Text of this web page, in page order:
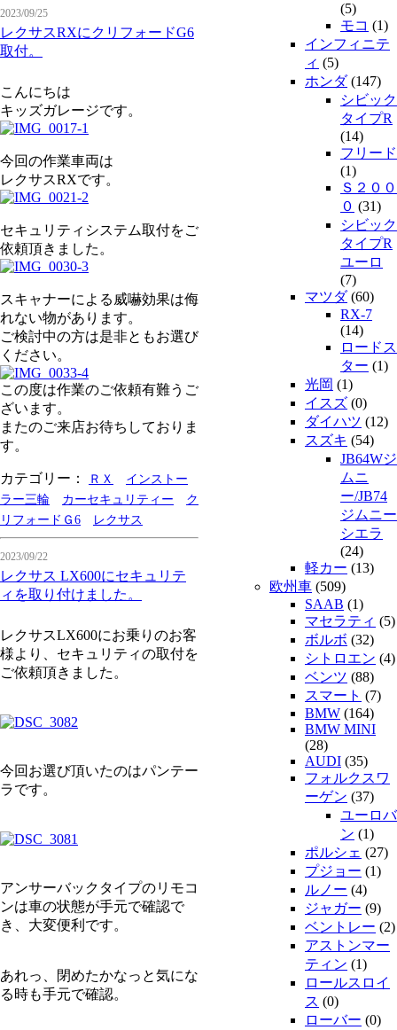
2023/09/25
レクサスRXにクリフォードG6
取付。
こんにちは
キッズガレージです。
今回の作業車両は
レクサスRXです。
セキュリティシステム取付をご
依頼頂きました。
スキャナーによる威嚇効果は侮
れない物があります。
ご検討中の方は是非ともお選び
ください。
この度は作業のご依頼有難うご
ざいます。
またのご来店お待ちしておりま
す。
カテゴリー： ＲＸ
インストー
ラー三輪
カーセキュリティー
ク
リフォードＧ6
レクサス
2023/09/22
レクサス LX600にセキュリテ
ィを取り付けました。
レクサスLX600にお乗りのお客
様より、セキュリティの取付を
ご依頼頂きました。
今回お選び頂いたのはパンテー
ラです。
アンサーバックタイプのリモコ
ンは車の状態が手元で確認で
き、大変便利です。
あれっ、閉めたかなっと気にな
る時も手元で確認。
(5)
モコ (1)
インフィニテ
ィ (5)
ホンダ(147)
シビック
タイプR
(14)
フリード
(1)
Ｓ２００
０ (31)
シビック
タイプR
ユーロ
(7)
マツダ(60)
RX-7
(14)
ロードス
ター (1)
光岡 (1)
イスズ (0)
ダイハツ (12)
スズキ (54)
JB64Wジ
ムニ
ー/JB74
ジムニー
シエラ
(24)
軽カー (13)
欧州車 (509)
SAAB (1)
マセラティ (5)
ボルボ (32)
シトロエン (4)
ベンツ (88)
スマート (7)
BMW (164)
BMW MINI
(28)
AUDI (35)
フォルクスワ
ーゲン (37)
ユーロバ
ン (1)
ポルシェ (27)
プジョー (1)
ルノー (4)
ジャガー (9)
ベントレー (2)
アストンマー
ティン (1)
ロールスロイ
ス (0)
ローバー (0)